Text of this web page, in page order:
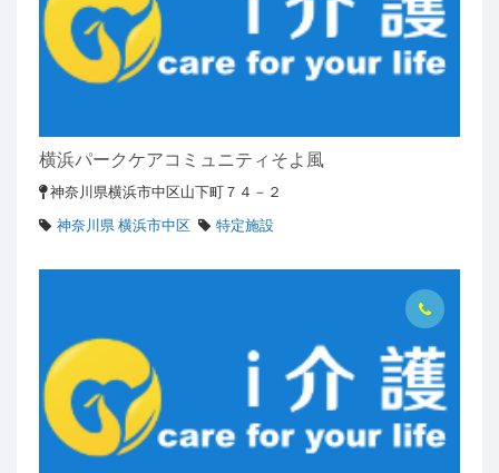
横浜パークケアコミュニティそよ風
神奈川県横浜市中区山下町７４－２
神奈川県 横浜市中区
特定施設